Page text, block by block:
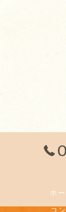
ホ